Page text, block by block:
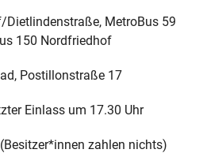
MetroBus 59
150 Nordfriedhof
Postillonstraße 17
Einlass um 17.30 Uhr
zahlen nichts)